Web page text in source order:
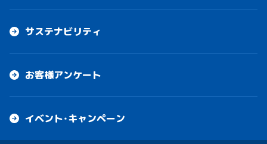
サステナビリティ
お客様アンケート
イベント・キャンペーン